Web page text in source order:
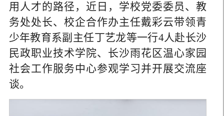
用人才的路径，近日，学校党委委员、教
务处处长、校企合作办主任戴彩云带领青
少年教育系副主任丁艺龙等一行4人赴长沙
民政职业技术学院、长沙雨花区温心家园
社会工作服务中心参观学习并开展交流座
谈。